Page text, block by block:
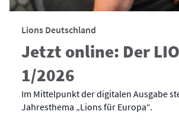
Lions Deutschland
Jetzt online: Der
1/2026
Im Mittelpunkt der digitalen Ausgabe
Jahresthema „Lions für Europa“.